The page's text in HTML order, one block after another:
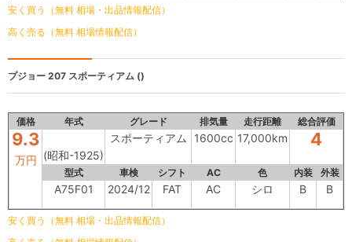
安く買う（無料 相場・出品情報配信）
高く売る（無料 相場情報配信）
プジョー 207 スポーティアム ()
価格 年式 グレード 排気量 走行距離 総合評価
9.3
万円 (昭和-1925)
スポーティアム 1600cc 17,000km 4
型式 車検 シフト AC 色 内装 外装
A75F01 2024/12 FAT AC シロ B B
安く買う（無料 相場・出品情報配信）